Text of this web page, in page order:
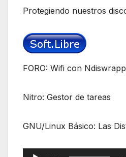
Protegiendo nuestros
FORO: Wifi con
Nitro: Gestor de tareas
GNU/Linux Básico: Las
Reproductor